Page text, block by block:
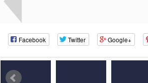
Facebook Twitter Google+